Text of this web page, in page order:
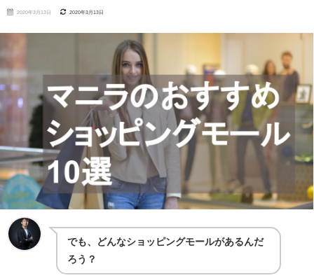
2020年3月13日 2020年3月13日
でも、どんなショッピングモールがあるんだ
ろう？